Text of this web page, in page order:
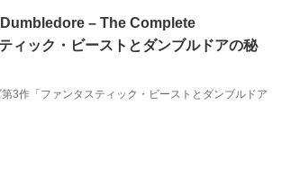
– The Complete
ック・ビーストとダンブルドアの秘
3作「ファンタスティック・ビーストとダンブルドア